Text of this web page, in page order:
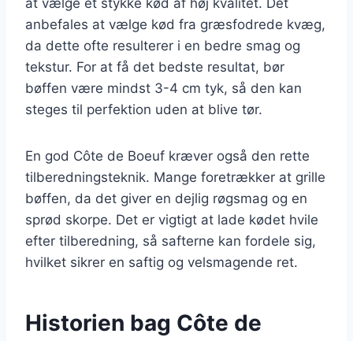
anbefales at vælge kød fra græsfodrede kvæg,
da dette ofte resulterer i en bedre smag og
tekstur. For at få det bedste resultat, bør
bøffen være mindst 3-4 cm tyk, så den kan
steges til perfektion uden at blive tør.
En god Côte de Boeuf kræver også den rette
tilberedningsteknik. Mange foretrækker at grille
bøffen, da det giver en dejlig røgsmag og en
sprød skorpe. Det er vigtigt at lade kødet hvile
efter tilberedning, så safterne kan fordele sig,
hvilket sikrer en saftig og velsmagende ret.
Historien bag Côte de